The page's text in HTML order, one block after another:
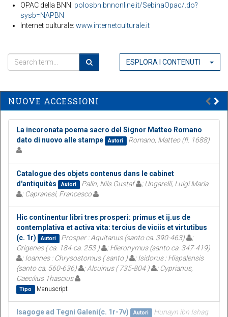
OPAC della BNN: polosbn.bnnonline.it/SebinaOpac/.do?
sysb=NAPBN
Internet culturale: www.internetculturale.it
ESPLORA I CONTENUTI
NUOVE ACCESSIONI
La incoronata poema sacro del Signor Matteo Romano
dato di nuovo alle stampe
Autori Romano, Matteo (fl. 1688)
Catalogue des objets contenus dans le cabinet
d'antiquitès
Autori Palin, Nils Gustaf
; Ungarelli, Luigi Maria
; Capranesi, Francesco
Hic continentur libri tres prosperi: primus et ij.us de
contemplativa et activa vita: tercius de viciis et virtutibus
(c. 1r)
Autori Prosper : Aquitanus (santo ca. 390-463)
;
Origenes ( ca. 184-ca. 253 )
; Hieronymus (santo ca. 347-419)
; Ioannes : Chrysostomus ( santo )
; Isidorus : Hispalensis
(santo ca. 560-636)
; Alcuinus ( 735-804 )
; Cyprianus,
Caecilius Thascius
Tipo Manuscript
Isagoge ad Tegni Galeni(c. 1r-7v) Autori
Hunayn ibn Ishaq